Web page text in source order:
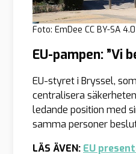
Foto: EmDee CC BY-SA 4.0
EU-pampen: ”Vi
EU-styret i Bryssel,
centralisera
ledande position med
samma personer
LÄS ÄVEN: EU